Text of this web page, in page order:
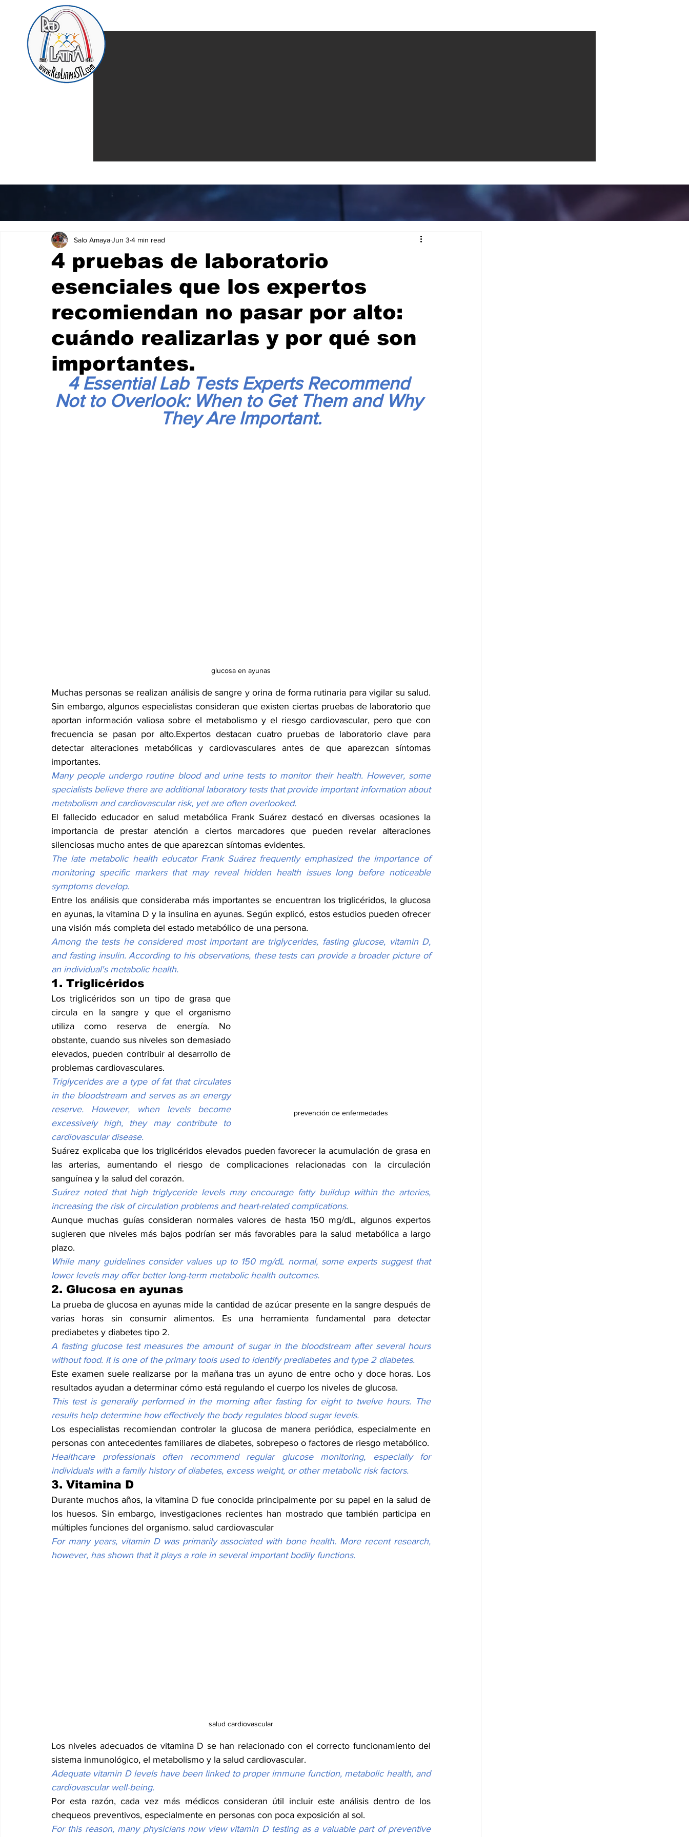
4 pruebas de laboratorio
esenciales que los expertos
recomiendan no pasar por alto:
cuándo realizarlas y por qué son
importantes.
Salo AmayaJun 3 4 min read
4 Essential Lab Tests Experts Recommend
Not to Overlook: When to Get Them and Why
They Are Important.
glucosa en ayunas
Muchas personas se realizan análisis de sangre y orina de forma rutinaria para vigilar su salud.
Sin embargo, algunos especialistas consideran que existen ciertas pruebas de laboratorio que
aportan información valiosa sobre el metabolismo y el riesgo cardiovascular, pero que con
frecuencia se pasan por alto.Expertos destacan cuatro pruebas de laboratorio clave para
detectar alteraciones metabólicas y cardiovasculares antes de que aparezcan síntomas
importantes.
Many people undergo routine blood and urine tests to monitor their health. However, some
specialists believe there are additional laboratory tests that provide important information about
metabolism and cardiovascular risk, yet are often overlooked.
El fallecido educador en salud metabólica Frank Suárez destacó en diversas ocasiones la
importancia de prestar atención a ciertos marcadores que pueden revelar alteraciones
silenciosas mucho antes de que aparezcan síntomas evidentes.
The late metabolic health educator Frank Suárez frequently emphasized the importance of
monitoring specific markers that may reveal hidden health issues long before noticeable
symptoms develop.
Entre los análisis que consideraba más importantes se encuentran los triglicéridos, la glucosa
en ayunas, la vitamina D y la insulina en ayunas. Según explicó, estos estudios pueden ofrecer
una visión más completa del estado metabólico de una persona.
Among the tests he considered most important are triglycerides, fasting glucose, vitamin D,
and fasting insulin. According to his observations, these tests can provide a broader picture of
an individual's metabolic health.
1. Triglicéridos
prevención de enfermedades
Los triglicéridos son un tipo de grasa que
circula en la sangre y que el organismo
utiliza como reserva de energía. No
obstante, cuando sus niveles son demasiado
elevados, pueden contribuir al desarrollo de
problemas cardiovasculares.
Triglycerides are a type of fat that circulates
in the bloodstream and serves as an energy
reserve. However, when levels become
excessively high, they may contribute to
cardiovascular disease.
Suárez explicaba que los triglicéridos elevados pueden favorecer la acumulación de grasa en
las arterias, aumentando el riesgo de complicaciones relacionadas con la circulación
sanguínea y la salud del corazón.
Suárez noted that high triglyceride levels may encourage fatty buildup within the arteries,
increasing the risk of circulation problems and heart-related complications.
Aunque muchas guías consideran normales valores de hasta 150 mg/dL, algunos expertos
sugieren que niveles más bajos podrían ser más favorables para la salud metabólica a largo
plazo.
While many guidelines consider values up to 150 mg/dL normal, some experts suggest that
lower levels may offer better long-term metabolic health outcomes.
2. Glucosa en ayunas
La prueba de glucosa en ayunas mide la cantidad de azúcar presente en la sangre después de
varias horas sin consumir alimentos. Es una herramienta fundamental para detectar
prediabetes y diabetes tipo 2.
A fasting glucose test measures the amount of sugar in the bloodstream after several hours
without food. It is one of the primary tools used to identify prediabetes and type 2 diabetes.
Este examen suele realizarse por la mañana tras un ayuno de entre ocho y doce horas. Los
resultados ayudan a determinar cómo está regulando el cuerpo los niveles de glucosa.
This test is generally performed in the morning after fasting for eight to twelve hours. The
results help determine how effectively the body regulates blood sugar levels.
Los especialistas recomiendan controlar la glucosa de manera periódica, especialmente en
personas con antecedentes familiares de diabetes, sobrepeso o factores de riesgo metabólico.
Healthcare professionals often recommend regular glucose monitoring, especially for
individuals with a family history of diabetes, excess weight, or other metabolic risk factors.
3. Vitamina D
Durante muchos años, la vitamina D fue conocida principalmente por su papel en la salud de
los huesos. Sin embargo, investigaciones recientes han mostrado que también participa en
múltiples funciones del organismo. salud cardiovascular
For many years, vitamin D was primarily associated with bone health. More recent research,
however, has shown that it plays a role in several important bodily functions.
salud cardiovascular
Los niveles adecuados de vitamina D se han relacionado con el correcto funcionamiento del
sistema inmunológico, el metabolismo y la salud cardiovascular.
Adequate vitamin D levels have been linked to proper immune function, metabolic health, and
cardiovascular well-being.
Por esta razón, cada vez más médicos consideran útil incluir este análisis dentro de los
chequeos preventivos, especialmente en personas con poca exposición al sol.
For this reason, many physicians now view vitamin D testing as a valuable part of preventive